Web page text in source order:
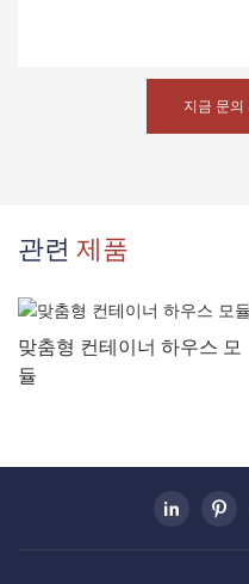
지금 문
관련 제품
맞춤형 컨테이너 하우스 모
듈